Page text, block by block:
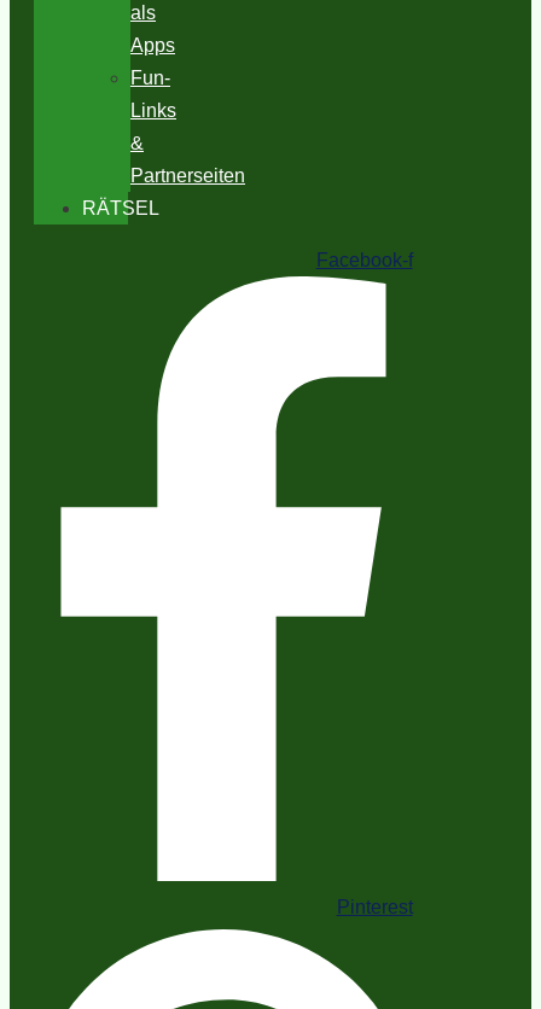
als
Apps
Fun-
Links
&
Partnerseiten
RÄTSEL
Facebook-f
Pinterest